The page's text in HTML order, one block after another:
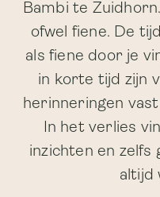
Bambi te
ofwel fiene. De
als fiene door je
in korte tijd zijn
herinneringen
In het verlies
inzichten en zelfs
altijd